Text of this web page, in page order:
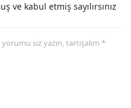
ve kabul etmiş sayılırsınız
siz yazın, tartışalım *